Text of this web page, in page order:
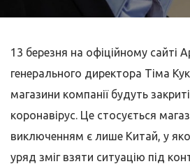
13 березня на офіційному сайті
генерального директора Тіма
магазини компанії будуть
коронавірус. Це стосується
виключенням є лише Китай, у
уряд зміг взяти ситуацію під